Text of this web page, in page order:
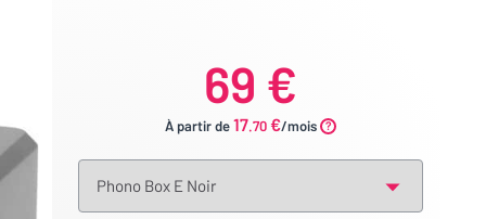
69 €
À partir de17.70 €/mois